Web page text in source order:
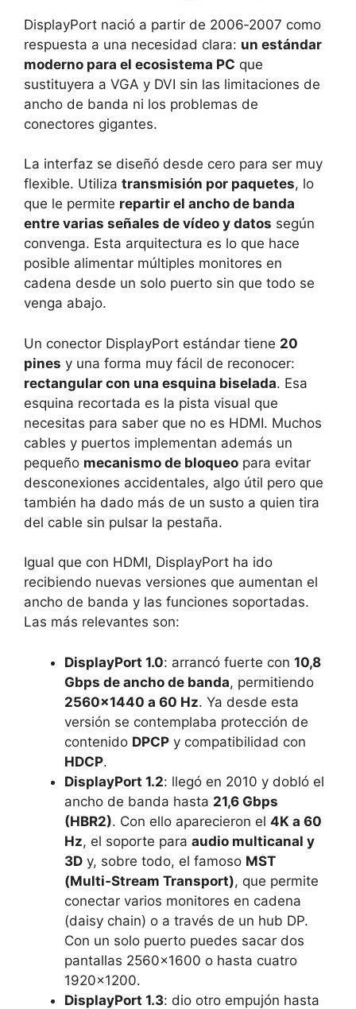
DisplayPort nació a partir de 2006‑2007 como
respuesta a una necesidad clara: un estándar
moderno para el ecosistema PC que
sustituyera a VGA y DVI sin las limitaciones de
ancho de banda ni los problemas de
conectores gigantes.
La interfaz se diseñó desde cero para ser muy
flexible. Utiliza transmisión por paquetes, lo
que le permite repartir el ancho de banda
entre varias señales de vídeo y datos según
convenga. Esta arquitectura es lo que hace
posible alimentar múltiples monitores en
cadena desde un solo puerto sin que todo se
venga abajo.
Un conector DisplayPort estándar tiene 20
pines y una forma muy fácil de reconocer:
rectangular con una esquina biselada. Esa
esquina recortada es la pista visual que
necesitas para saber que no es HDMI. Muchos
cables y puertos implementan además un
pequeño mecanismo de bloqueo para evitar
desconexiones accidentales, algo útil pero que
también ha dado más de un susto a quien tira
del cable sin pulsar la pestaña.
Igual que con HDMI, DisplayPort ha ido
recibiendo nuevas versiones que aumentan el
ancho de banda y las funciones soportadas.
Las más relevantes son:
DisplayPort 1.0: arrancó fuerte con 10,8
Gbps de ancho de banda, permitiendo
2560×1440 a 60 Hz. Ya desde esta
versión se contemplaba protección de
contenido DPCP y compatibilidad con
HDCP.
DisplayPort 1.2: llegó en 2010 y dobló el
ancho de banda hasta 21,6 Gbps
(HBR2). Con ello aparecieron el 4K a 60
Hz, el soporte para audio multicanal y
3D y, sobre todo, el famoso MST
(Multi‑Stream Transport), que permite
conectar varios monitores en cadena
(daisy chain) o a través de un hub DP.
Con un solo puerto puedes sacar dos
pantallas 2560×1600 o hasta cuatro
1920×1200.
DisplayPort 1.3: dio otro empujón hasta